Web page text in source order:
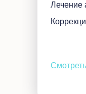
Лечение